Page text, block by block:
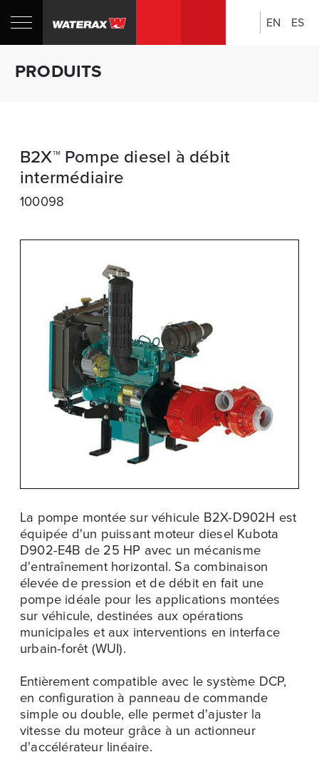
Rechercher:
EN ES
PRODUITS
B2X™ Pompe diesel à débit
intermédiaire
100098
La pompe montée sur véhicule B2X-D902H est
équipée d'un puissant moteur diesel Kubota
D902-E4B de 25 HP avec un mécanisme
d'entraînement horizontal. Sa combinaison
élevée de pression et de débit en fait une
pompe idéale pour les applications montées
sur véhicule, destinées aux opérations
municipales et aux interventions en interface
urbain-forêt (WUI).
Entièrement compatible avec le système DCP,
en configuration à panneau de commande
simple ou double, elle permet d'ajuster la
vitesse du moteur grâce à un actionneur
d'accélérateur linéaire.